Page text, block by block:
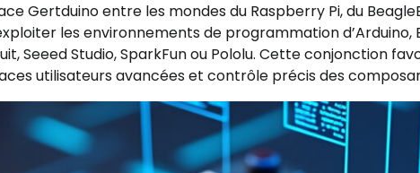
Gertduino entre les mondes du Raspberry Pi, du
les environnements de programmation
Seeed Studio, SparkFun ou Pololu. Cette conjonction
utilisateurs avancées et contrôle précis des